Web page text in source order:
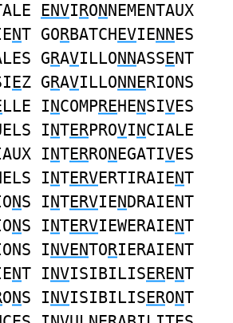
ENVIRONNEMENTAUX
NT GORBATCHEVIENNES
GRAVILLONNASSENT
EZ GRAVILLONNERIONS
LLE INCOMPREHENSIVES
INTERPROVINCIALE
INTERRONEGATIVES
INTERVERTIRAIENT
NS INTERVIENDRAIENT
NS INTERVIEWERAIENT
INVENTORIERAIENT
NT INVISIBILISERENT
ONS INVISIBILISERONT